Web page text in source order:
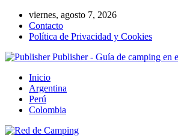
viernes, agosto 7, 2026
Contacto
Política de Privacidad y Cookies
Publisher - Guía de camping en
Inicio
Argentina
Perú
Colombia